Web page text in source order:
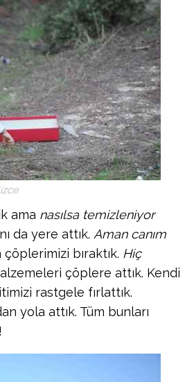
ama nasılsa temizleniyor
da yere attık. Aman canım
bıraktık. Hiç
çöplere attık. Kendi
rastgele fırlattık.
yola attık. Tüm bunları